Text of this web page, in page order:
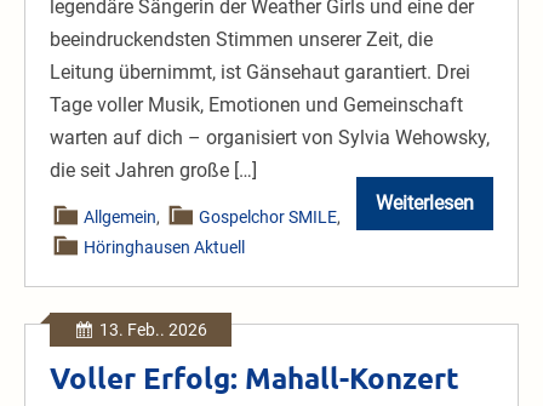
legendäre Sängerin der Weather Girls und eine der
beeindruckendsten Stimmen unserer Zeit, die
Leitung übernimmt, ist Gänsehaut garantiert. Drei
Tage voller Musik, Emotionen und Gemeinschaft
warten auf dich – organisiert von Sylvia Wehowsky,
die seit Jahren große […]
Weiterlesen
Gospel-
Workshop
bis
März
Allgemein, Gospelchor SMILE,
Höringhausen Aktuell
13. Feb.. 2026
Voller Erfolg: Mahall-Konzert